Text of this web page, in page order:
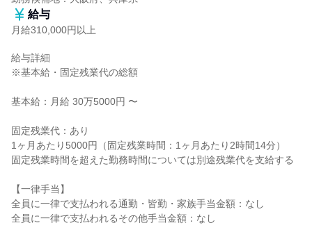
給与
月給310,000円以上
給与詳細
※基本給・固定残業代の総額
基本給：月給 30万5000円 〜
固定残業代：あり
1ヶ月あたり5000円（固定残業時間：1ヶ月あたり2時間14分）
固定残業時間を超えた勤務時間については別途残業代を支給する
【一律手当】
全員に一律で支払われる通勤・皆勤・家族手当金額：なし
全員に一律で支払われるその他手当金額：なし